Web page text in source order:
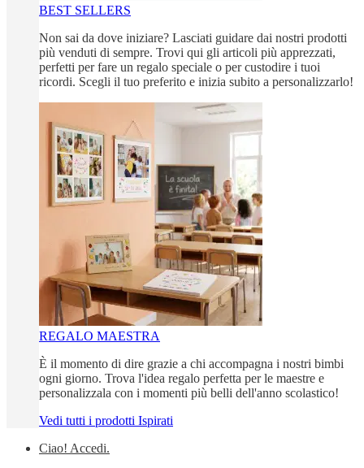
BEST SELLERS
Non sai da dove iniziare? Lasciati guidare dai nostri prodotti
più venduti di sempre. Trovi qui gli articoli più apprezzati,
perfetti per fare un regalo speciale o per custodire i tuoi
ricordi. Scegli il tuo preferito e inizia subito a personalizzarlo!
REGALO MAESTRA
È il momento di dire grazie a chi accompagna i nostri bimbi
ogni giorno. Trova l'idea regalo perfetta per le maestre e
personalizzala con i momenti più belli dell'anno scolastico!
Vedi tutti i prodotti Ispirati
Ciao! Accedi.